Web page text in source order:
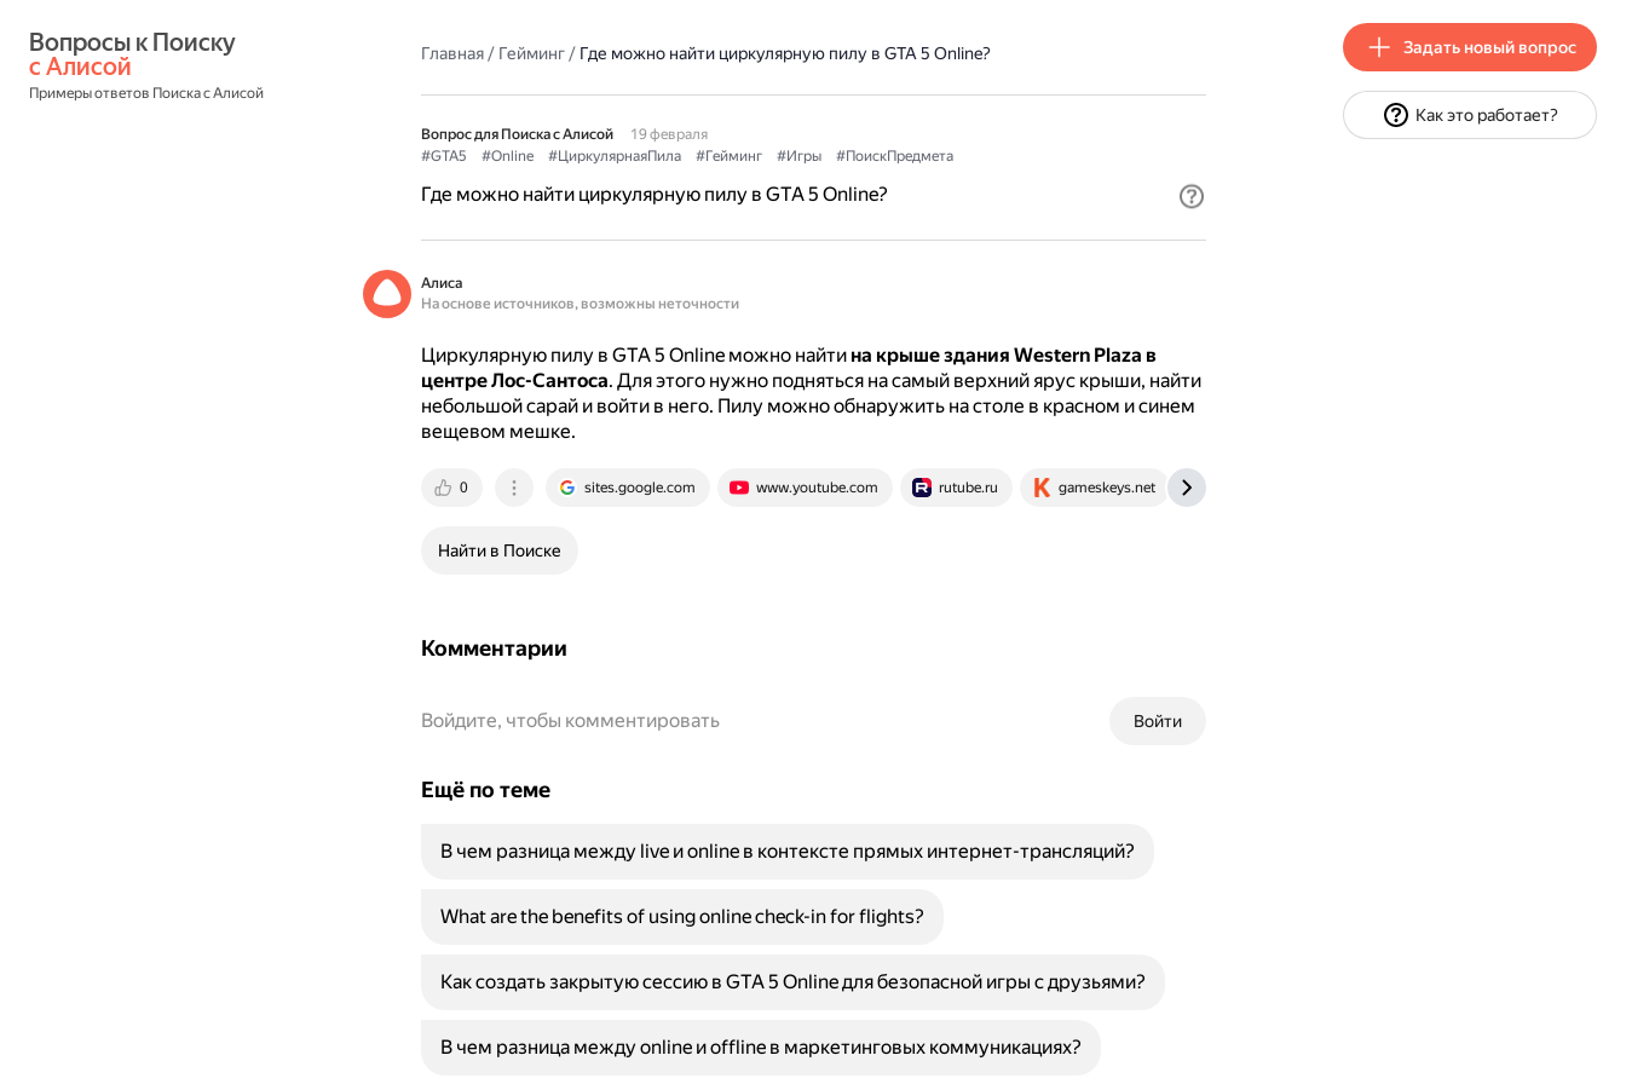
с Алисой
Примеры ответов Поиска с Алисой
Главная/ Гейминг/ Где можно найти циркулярную пилу в GTA 5 Online?
Вопрос для Поиска с Алисой
19 февраля
#GTA5
#Online #ЦиркулярнаяПила #Гейминг #Игры #ПоискПредмета
Где можно найти циркулярную пилу в GTA 5 Online?
Алиса
На основе источников, возможны неточности
Циркулярную пилу в GTA 5 Online можно найти на крыше здания Western Plaza в
центре Лос-Сантоса. Для этого нужно подняться на самый верхний ярус крыши, найти
небольшой сарай и войти в него. Пилу можно обнаружить на столе в красном и синем
вещевом мешке.
0 sites.google.com www.youtube.com rutube.ru gameskeys.net
Найти в Поиске
Комментарии
Войти
Войдите, чтобы комментировать
Ещё по теме
В чем разница между live и online в контексте прямых интернет-трансляций?
What are the benefits of using online check-in for flights?
Как создать закрытую сессию в GTA 5 Online для безопасной игры с друзьями?
В чем разница между online и offline в маркетинговых коммуникациях?
Задать новый вопрос
Как это работает?